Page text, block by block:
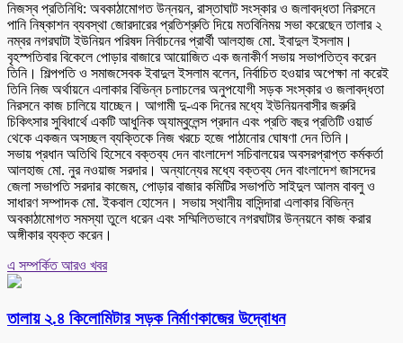
নিজস্ব প্রতিনিধি: অবকাঠামোগত উন্নয়ন, রাস্তাঘাট সংস্কার ও জলাবদ্ধতা নিরসনে
পানি নিষ্কাশন ব্যবস্থা জোরদারের প্রতিশ্রুতি দিয়ে মতবিনিময় সভা করেছেন তালার ২
নম্বর নগরঘাটা ইউনিয়ন পরিষদ নির্বাচনের প্রার্থী আলহাজ মো. ইবাদুল ইসলাম।
বৃহস্পতিবার বিকেলে পোড়ার বাজারে আয়োজিত এক জনাকীর্ণ সভায় সভাপতিত্ব করেন
তিনি। শিল্পপতি ও সমাজসেবক ইবাদুল ইসলাম বলেন, নির্বাচিত হওয়ার অপেক্ষা না করেই
তিনি নিজ অর্থায়নে এলাকার বিভিন্ন চলাচলের অনুপযোগী সড়ক সংস্কার ও জলাবদ্ধতা
নিরসনে কাজ চালিয়ে যাচ্ছেন। আগামী দু-এক দিনের মধ্যে ইউনিয়নবাসীর জরুরি
চিকিৎসার সুবিধার্থে একটি আধুনিক অ্যাম্বুলেন্স প্রদান এবং প্রতি বছর প্রতিটি ওয়ার্ড
থেকে একজন অসচ্ছল ব্যক্তিকে নিজ খরচে হজে পাঠানোর ঘোষণা দেন তিনি।
সভায় প্রধান অতিথি হিসেবে বক্তব্য দেন বাংলাদেশ সচিবালয়ের অবসরপ্রাপ্ত কর্মকর্তা
আলহাজ মো. নুর নওয়াজ সরদার। অন্যান্যের মধ্যে বক্তব্য দেন বাংলাদেশ জাসদের
জেলা সভাপতি সরদার কাজেম, পোড়ার বাজার কমিটির সভাপতি সাইদুল আলম বাবলু ও
সাধারণ সম্পাদক মো. ইকবাল হোসেন। সভায় স্থানীয় বাসিন্দারা এলাকার বিভিন্ন
অবকাঠামোগত সমস্যা তুলে ধরেন এবং সম্মিলিতভাবে নগরঘাটার উন্নয়নে কাজ করার
অঙ্গীকার ব্যক্ত করেন।
এ সম্পর্কিত আরও খবর
তালায় ২.৪ কিলোমিটার সড়ক নির্মাণকাজের উদ্বোধন